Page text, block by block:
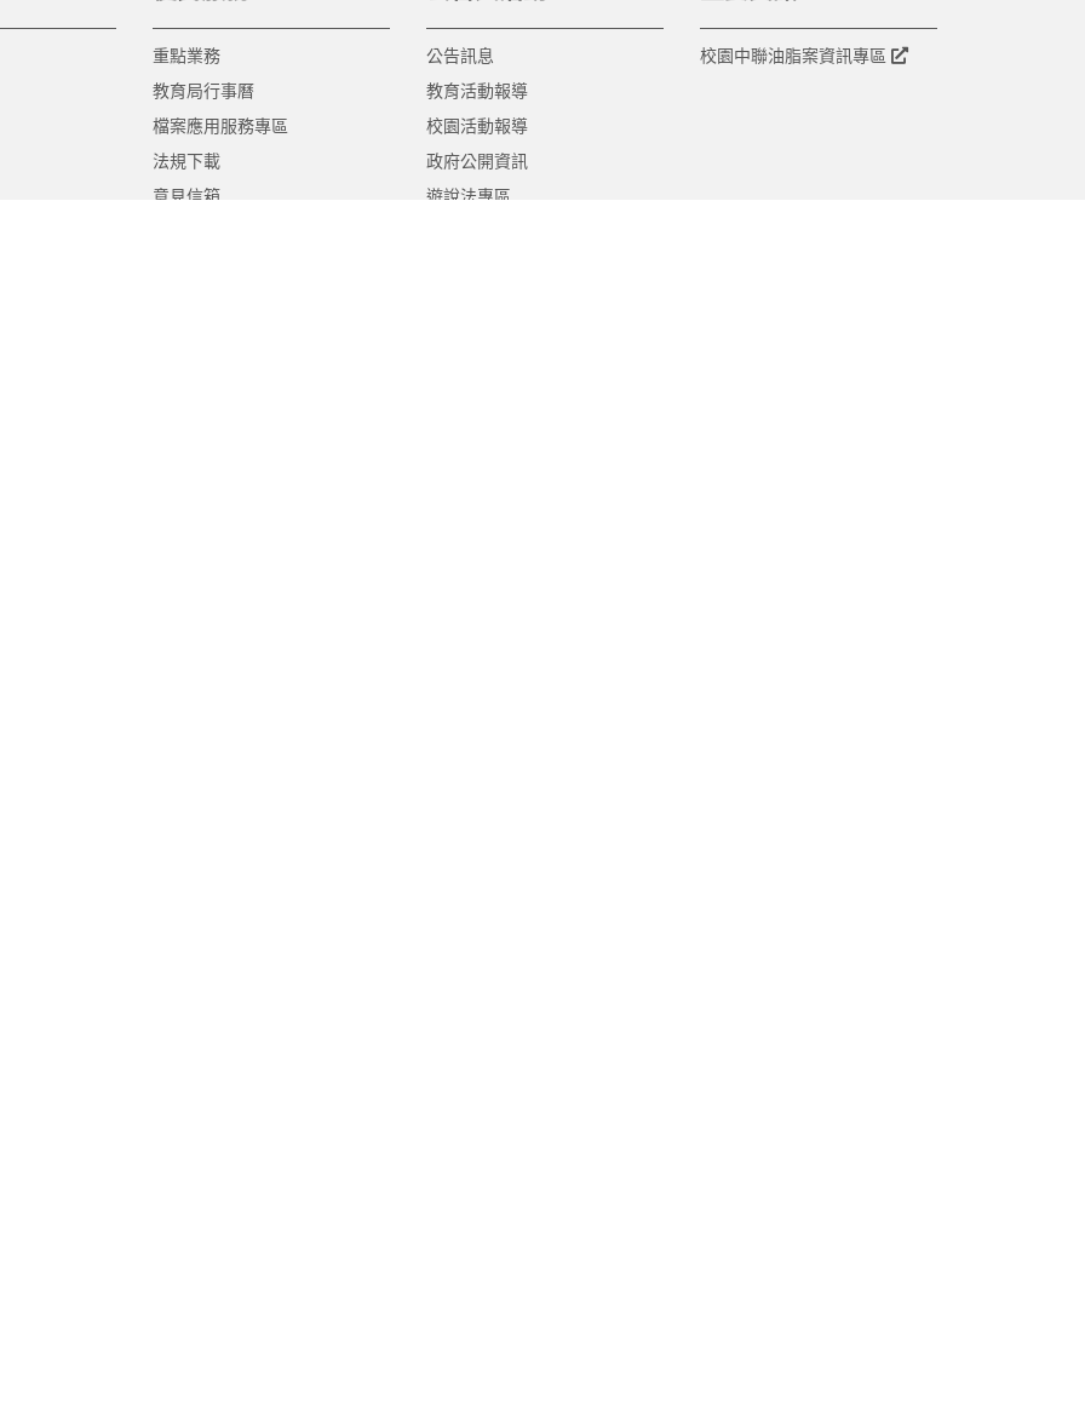
重點業務
教育局行事曆
檔案應用服務專區
法規下載
意見信箱
公告訊息
教育活動報導
校園活動報導
政府公開資訊
遊說法專區
校園中聯油脂案資訊專區